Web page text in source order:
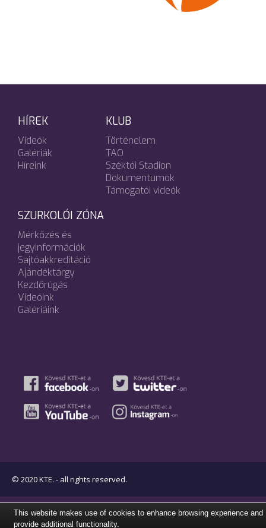
HÍREK
Videók
Galériák
Híreink
KLUB
Történelem
TAO
Széktói Stadion
Dokumentumok
Támogatói videók
SZURKOLÓI ZÓNA
Mérkőzés és
jegyinformációk
Sajtóakkreditáció
Ajándéktárgy
Kezdőrúgás
Videóink
Galériáink
© 2020 KTE. - all rights reserved.
This website makes use of cookies to enhance browsing experience and
provide additional functionality.